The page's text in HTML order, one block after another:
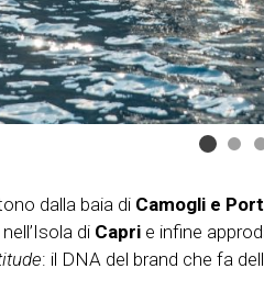
dalla baia di Camogli e
di Capri e infine
: il DNA del brand che fa